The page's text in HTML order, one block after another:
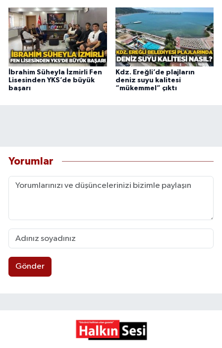
İbrahim Süheyla İzmirli Fen
Lisesinden YKS’de büyük
başarı
Kdz. Ereğli’de plajların
deniz suyu kalitesi
“mükemmel” çıktı
Yorumlar
Gönder